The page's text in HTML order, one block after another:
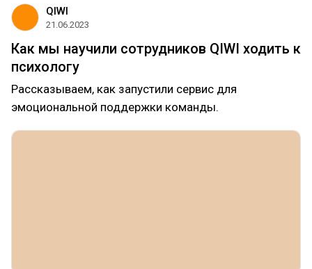
QIWI
21.06.2023
Как мы научили сотрудников QIWI ходить к
психологу
Рассказываем, как запустили сервис для
эмоциональной поддержки команды.